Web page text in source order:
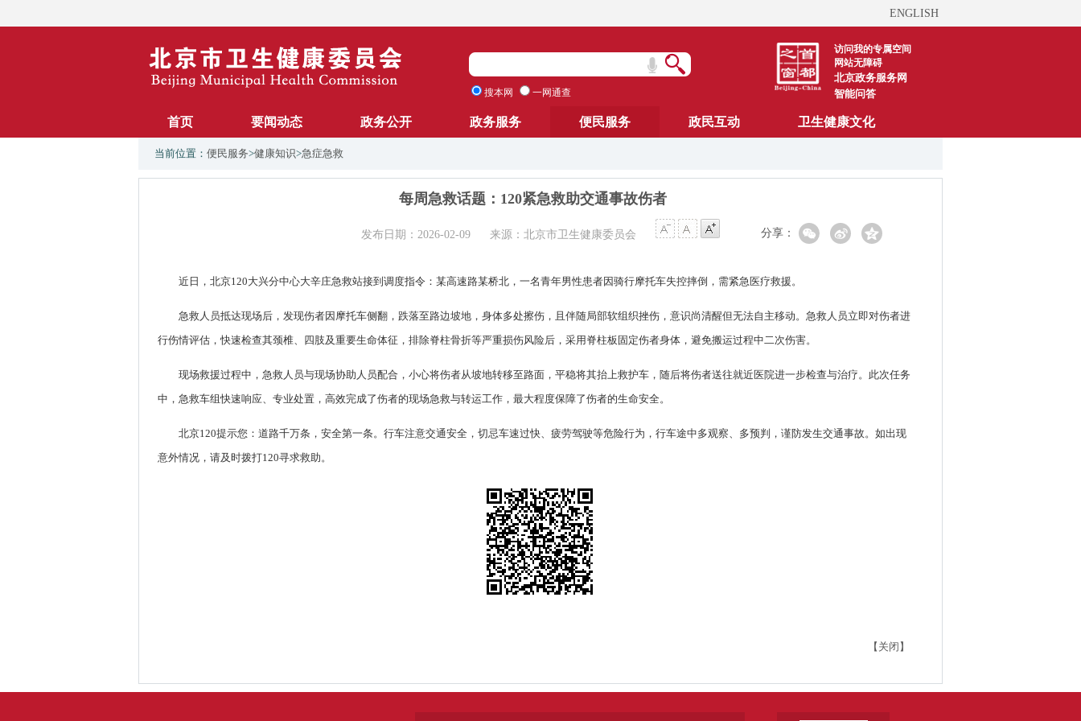
ENGLISH
访问我的专属空间
网站无障碍
北京政务服务网
智能问答
搜本网 一网通查
首页 要闻动态 政务公开 政务服务 便民服务 政民互动 卫生健康文化
当前位置： 便民服务>健康知识>急症急救
每周急救话题：120紧急救助交通事故伤者
发布日期：2026-02-09 来源：北京市卫生健康委员会 分享：
近日，北京120大兴分中心大辛庄急救站接到调度指令：某高速路某桥北，一名青年男性患者因骑行摩托车失控摔倒，需紧急医疗救援。
急救人员抵达现场后，发现伤者因摩托车侧翻，跌落至路边坡地，身体多处擦伤，且伴随局部软组织挫伤，意识尚清醒但无法自主移动。急救人员立即对伤者进
行伤情评估，快速检查其颈椎、四肢及重要生命体征，排除脊柱骨折等严重损伤风险后，采用脊柱板固定伤者身体，避免搬运过程中二次伤害。
现场救援过程中，急救人员与现场协助人员配合，小心将伤者从坡地转移至路面，平稳将其抬上救护车，随后将伤者送往就近医院进一步检查与治疗。此次任务
中，急救车组快速响应、专业处置，高效完成了伤者的现场急救与转运工作，最大程度保障了伤者的生命安全。
北京120提示您：道路千万条，安全第一条。行车注意交通安全，切忌车速过快、疲劳驾驶等危险行为，行车途中多观察、多预判，谨防发生交通事故。如出现
意外情况，请及时拨打120寻求救助。
【关闭】